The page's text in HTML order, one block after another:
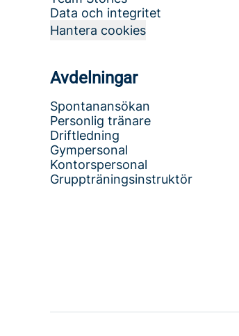
Data och integritet
Hantera cookies
Avdelningar
Spontanansökan
Personlig tränare
Driftledning
Gympersonal
Kontorspersonal
Gruppträningsinstruktör